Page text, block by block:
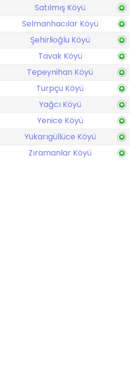
Satılmış Köyü
Selmanhacılar Köyü
Şehirlioğlu Köyü
Tavak Köyü
Tepeynihan Köyü
Turpçu Köyü
Yağcı Köyü
Yenice Köyü
Yukarıgüllüce Köyü
Zıramanlar Köyü